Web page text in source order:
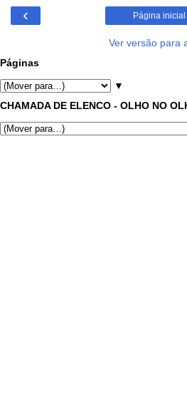
‹ Página inicial
Ver versão para
Páginas
▼
CHAMADA DE ELENCO - OLHO NO